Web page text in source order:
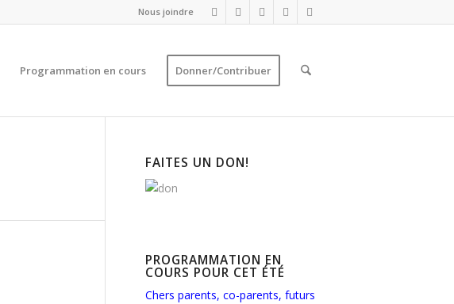
Nous joindre
Programmation en cours Donner/Contribuer
FAITES UN DON!
PROGRAMMATION EN
COURS POUR CET ÉTÉ
Chers parents, co-parents, futurs